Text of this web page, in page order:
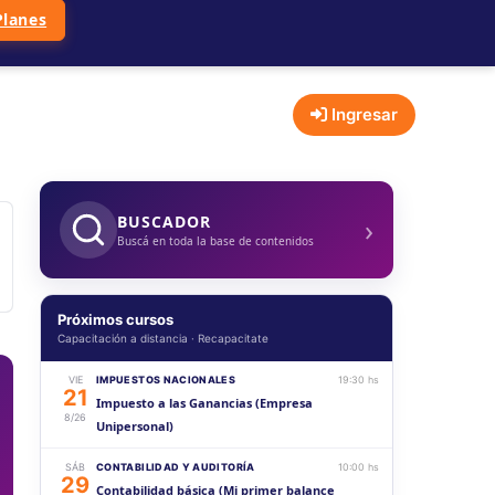
Ingresar
BUSCADOR
Buscá en toda la base de contenidos ›
Próximos cursos
Capacitación a distancia · Recapacitate
VIE
21
8/26
IMPUESTOS NACIONALES 19:30 hs
Impuesto a las Ganancias (Empresa
Unipersonal)
SÁB
29
CONTABILIDAD Y AUDITORÍA 10:00 hs
Contabilidad básica (Mi primer balance